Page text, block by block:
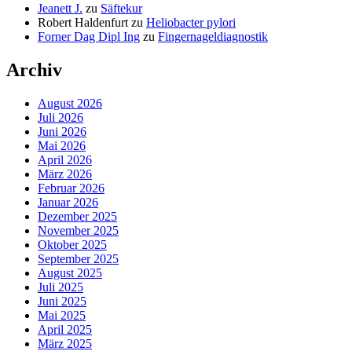
Jeanett J. zu Säftekur
Robert Haldenfurt zu Heliobacter pylori
Forner Dag Dipl Ing zu Fingernageldiagnostik
Archiv
August 2026
Juli 2026
Juni 2026
Mai 2026
April 2026
März 2026
Februar 2026
Januar 2026
Dezember 2025
November 2025
Oktober 2025
September 2025
August 2025
Juli 2025
Juni 2025
Mai 2025
April 2025
März 2025